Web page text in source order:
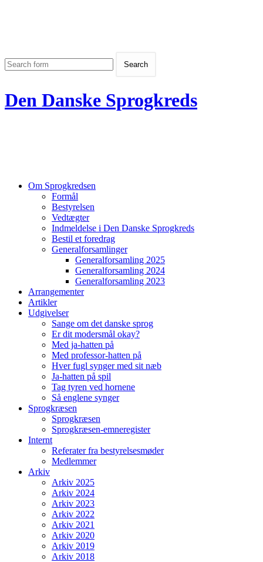
Den Danske Sprogkreds
Om Sprogkredsen
Formål
Bestyrelsen
Vedtægter
Indmeldelse i Den Danske Sprogkreds
Bestil et foredrag
Generalforsamlinger
Generalforsamling 2025
Generalforsamling 2024
Generalforsamling 2023
Arrangementer
Artikler
Udgivelser
Sange om det danske sprog
Er dit modersmål okay?
Med ja-hatten på
Med professor-hatten på
Hver fugl synger med sit næb
Ja-hatten på spil
Tag tyren ved hornene
Så englene synger
Sprogkræsen
Sprogkræsen
Sprogkræsen-emneregister
Internt
Referater fra bestyrelsesmøder
Medlemmer
Arkiv
Arkiv 2025
Arkiv 2024
Arkiv 2023
Arkiv 2022
Arkiv 2021
Arkiv 2020
Arkiv 2019
Arkiv 2018